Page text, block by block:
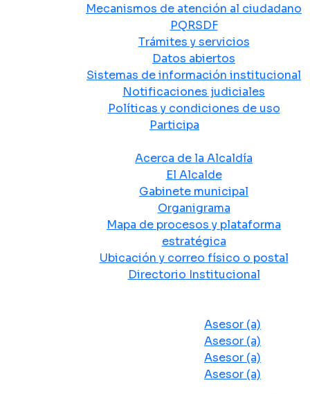
Mecanismos de atención al ciudadano
PQRSDF
Trámites y servicios
Datos abiertos
Sistemas de información institucional
Notificaciones judiciales
Políticas y condiciones de uso
Participa
Acerca de la Alcaldía
El Alcalde
Gabinete municipal
Organigrama
Mapa de procesos y plataforma
estratégica
Ubicación y correo físico o postal
Directorio Institucional
Asesor (a)
Asesor (a)
Asesor (a)
Asesor (a)